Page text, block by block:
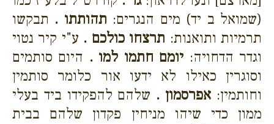
(שמואל ב יד) מים הנגרים: תהותתו . תבקשו
תרמיות ותואנות: תרצחו כולכם . ע"י קיר נטוי
וגדר הדחויה: יומם חתמו למו . היום סותמים
וסוגרין כאילו לא ידעו אור כלומר סותמין
וחותמין: אפרסמון . שלהם להפקידו ביד בעלי
ממון כדי שיהו מניחין פקדון שלהם בבית